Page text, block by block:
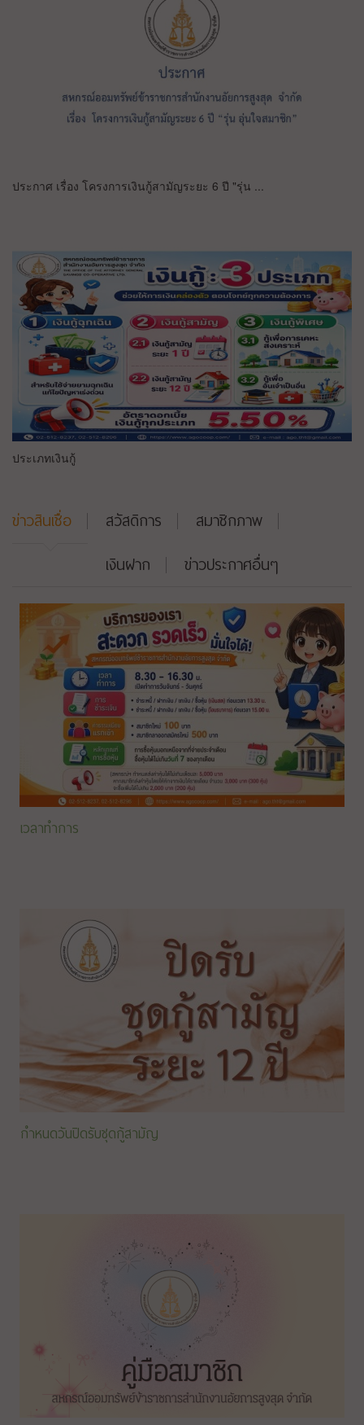
ประกาศ เรื่อง โครงการเงินกู้สามัญระยะ 6 ปี "รุ่น ...
ประเภทเงินกู้
ข่าวสินเชื่อ สวัสดิการ
สมาชิกภาพ
เงินฝาก
ข่าวประกาศอื่นๆ
เวลาทำการ
กำหนดวันปิดรับชุดกู้สามัญ